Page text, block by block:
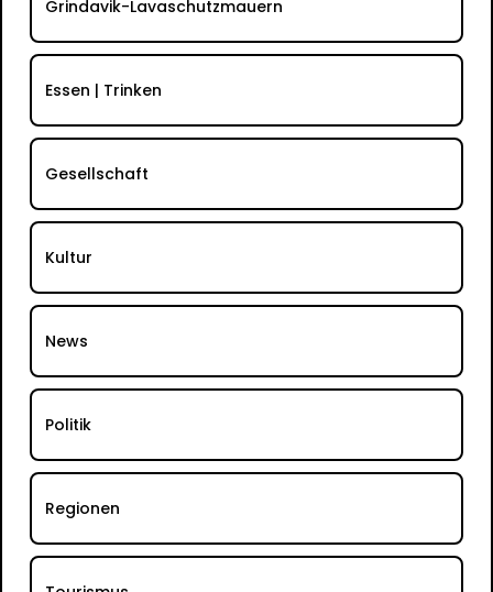
Grindavik-Lavaschutzmauern
Essen | Trinken
Gesellschaft
Kultur
News
Politik
Regionen